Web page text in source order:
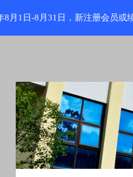
8月1日-8月31日，新注册会员或